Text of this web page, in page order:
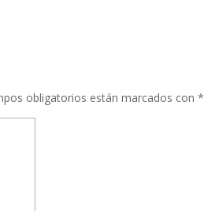
obligatorios están marcados con *